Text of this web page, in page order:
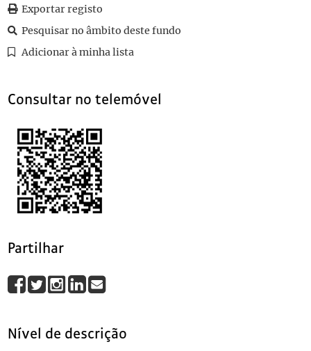
Exportar registo
Pesquisar no âmbito deste fundo
Adicionar à minha lista
Consultar no telemóvel
Partilhar
Nível de descrição